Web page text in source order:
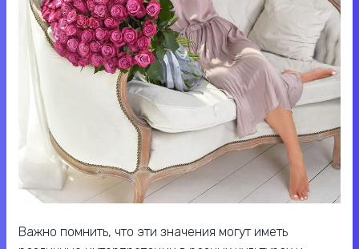
Важно помнить, что эти значения могут иметь